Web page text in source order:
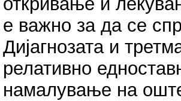
е важно за да се
Дијагнозата и
релативно
намалување на